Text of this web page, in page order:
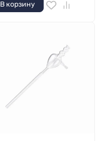
В корзину